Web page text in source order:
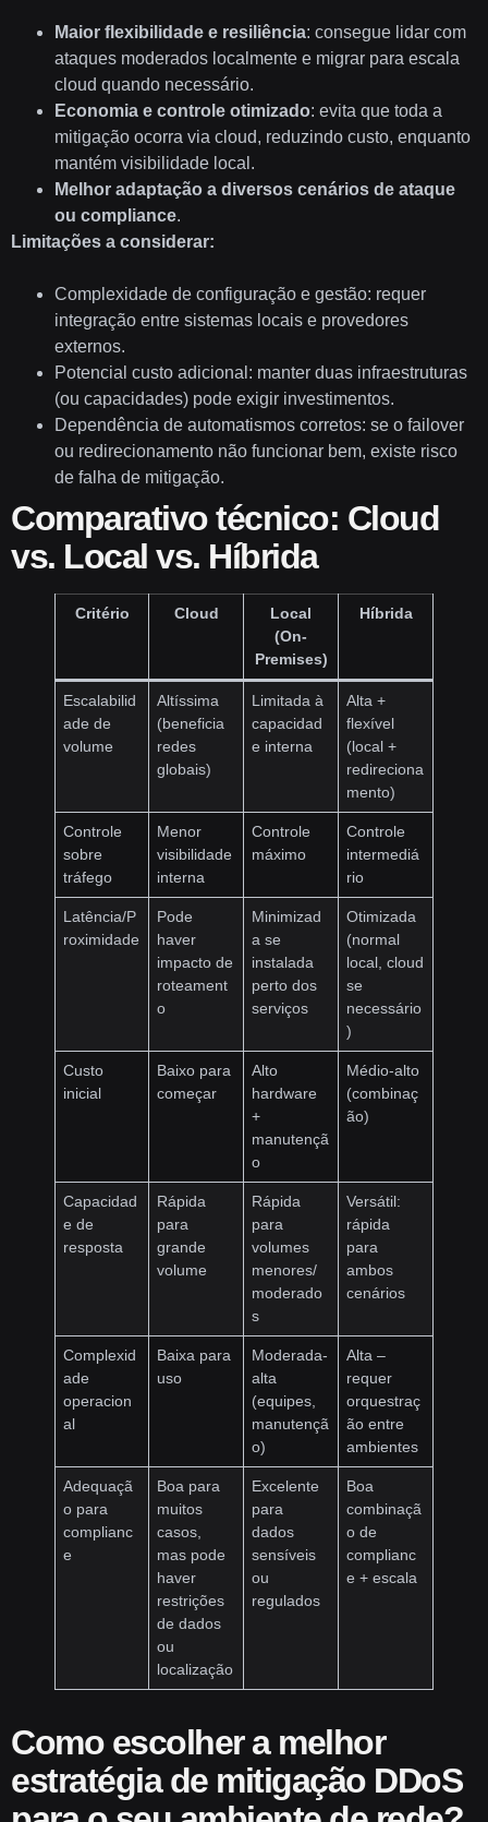
Maior flexibilidade e resiliência: consegue lidar com
ataques moderados localmente e migrar para escala
cloud quando necessário.
Economia e controle otimizado: evita que toda a
mitigação ocorra via cloud, reduzindo custo, enquanto
mantém visibilidade local.
Melhor adaptação a diversos cenários de ataque
ou compliance.
Limitações a considerar:
Complexidade de configuração e gestão: requer
integração entre sistemas locais e provedores
externos.
Potencial custo adicional: manter duas infraestruturas
(ou capacidades) pode exigir investimentos.
Dependência de automatismos corretos: se o failover
ou redirecionamento não funcionar bem, existe risco
de falha de mitigação.
Comparativo técnico: Cloud
vs. Local vs. Híbrida
Critério Cloud
Local
(On-
Premises)
Híbrida
Escalabilid
ade de
volume
Altíssima
(beneficia
redes
globais)
Limitada à
capacidad
e interna
Alta +
flexível
(local +
redireciona
mento)
Controle
sobre
tráfego
Menor
visibilidade
interna
Controle
máximo
Controle
intermediá
rio
Latência/P
roximidade
Pode
haver
impacto de
roteament
o
Minimizad
a se
instalada
perto dos
serviços
Otimizada
(normal
local, cloud
se
necessário
)
Custo
inicial
Baixo para
começar
Alto
hardware
+
manutençã
o
Médio-alto
(combinaç
ão)
Capacidad
e de
resposta
Rápida
para
grande
volume
Rápida
para
volumes
menores/
moderado
s
Versátil:
rápida
para
ambos
cenários
Complexid
ade
operacion
al
Baixa para
uso
Moderada-
alta
(equipes,
manutençã
o)
Alta –
requer
orquestraç
ão entre
ambientes
Adequaçã
o para
complianc
e
Boa para
muitos
casos,
mas pode
haver
restrições
de dados
ou
localização
Excelente
para
dados
sensíveis
ou
regulados
Boa
combinaçã
o de
complianc
e + escala
Como escolher a melhor
estratégia de mitigação DDoS